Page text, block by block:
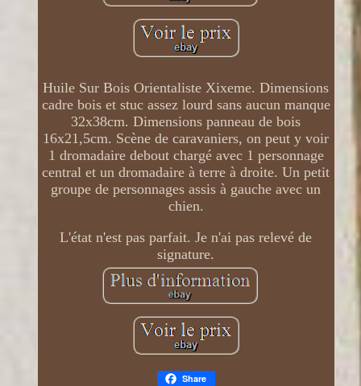
Huile Sur Bois Orientaliste Xixeme. Dimensions
cadre bois et stuc assez lourd sans aucun manque
32x38cm. Dimensions panneau de bois
16x21,5cm. Scène de caravaniers, on peut y voir
1 dromadaire debout chargé avec 1 personnage
central et un dromadaire à terre à droite. Un petit
groupe de personnages assis à gauche avec un
chien.
L'état n'est pas parfait. Je n'ai pas relevé de
signature.
Share